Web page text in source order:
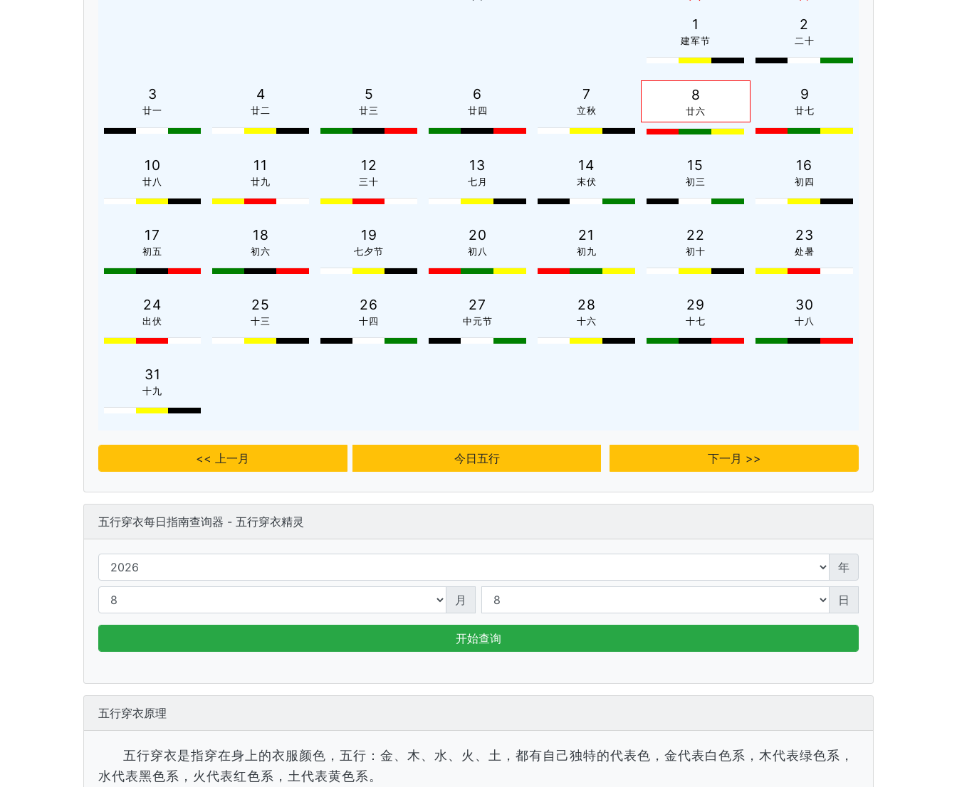
1
建军节
2
二十
3
廿一
4
廿二
5
廿三
6
廿四
7
立秋
8
廿六
9
廿七
10
廿八
11
廿九
12
三十
13
七月
14
末伏
15
初三
16
初四
17
初五
18
初六
19
七夕节
20
初八
21
初九
22
初十
23
处暑
24
出伏
25
十三
26
十四
27
中元节
28
十六
29
十七
30
十八
31
十九
<< 上一月 今日五行 下一月 >>
五行穿衣每日指南查询器 - 五行穿衣精灵
年
月 日
开始查询
五行穿衣原理
五行穿衣是指穿在身上的衣服颜色，五行：金、木、水、火、土，都有自己独特的代表色，金代表白色系，木代表绿色系，
水代表黑色系，火代表红色系，土代表黄色系。